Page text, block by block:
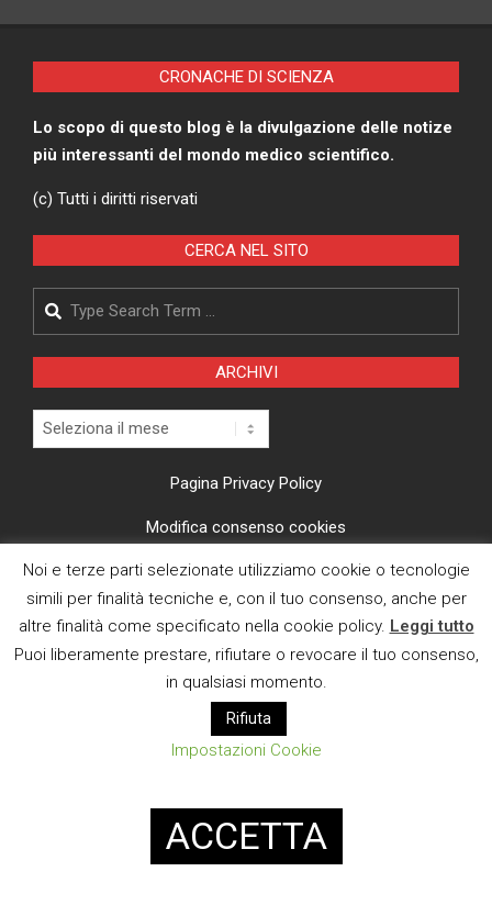
CRONACHE DI SCIENZA
Lo scopo di questo blog è la divulgazione delle notize
più interessanti del mondo medico scientifico.
(c) Tutti i diritti riservati
CERCA NEL SITO
Search
ARCHIVI
Archivi
Pagina Privacy Policy
Modifica consenso cookies
CI TROVI ANCHE SU
E MAIL
Designed usingMagazine News Byte. Powered by
Noi e terze parti selezionate utilizziamo cookie o tecnologie
simili per finalità tecniche e, con il tuo consenso, anche per
altre finalità come specificato nella cookie policy. Leggi tutto
Puoi liberamente prestare, rifiutare o revocare il tuo consenso,
in qualsiasi momento.
Rifiuta
Impostazioni Cookie
ACCETTA